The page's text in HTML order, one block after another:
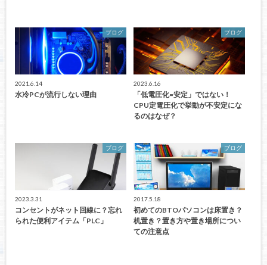
ブログ
2021.6.14
水冷PCが流行しない理由
ブログ
2023.6.16
「低電圧化=安定」ではない！
CPU定電圧化で挙動が不安定にな
るのはなぜ？
ブログ
2023.3.31
コンセントがネット回線に？忘れ
られた便利アイテム「PLC」
ブログ
2017.5.18
初めてのBTOパソコンは床置き？
机置き？置き方や置き場所につい
ての注意点